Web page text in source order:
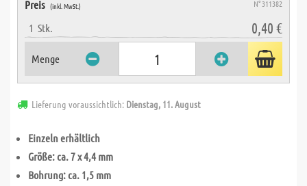
Preis (inkl. MwSt.) N° 311382
1 Stk. 0,40 €
Menge
Lieferung voraussichtlich: Dienstag, 11. August
Einzeln erhältlich
Größe: ca. 7 x 4,4 mm
Bohrung: ca. 1,5 mm